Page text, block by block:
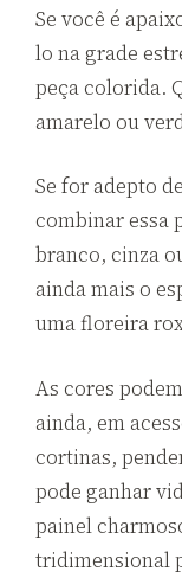
Se você é
lo na grade
peça colorida.
amarelo ou
Se for adepto
combinar essa
branco, cinza
ainda mais o
uma floreira
As cores
ainda, em
cortinas,
pode ganhar
painel
tridimensional